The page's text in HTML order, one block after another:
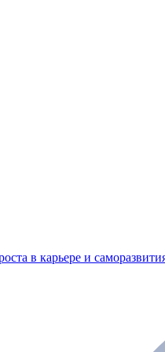
в карьере и